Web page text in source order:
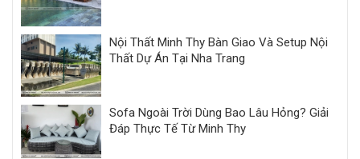
Nội Thất Minh Thy Bàn Giao Và Setup Nội
Thất Dự Án Tại Nha Trang
Sofa Ngoài Trời Dùng Bao Lâu Hỏng? Giải
Đáp Thực Tế Từ Minh Thy